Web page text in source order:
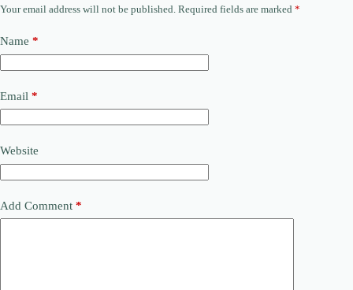
Your email address will not be published. Required fields are marked *
Name *
Email *
Website
Add Comment *